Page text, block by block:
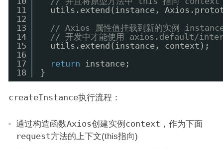
11
12
13
14
15
16
17
18
utils.extend(instance,
// Axios 属性值挂载到新的实例
// 开发中才能使用 axios.default/
utils.extend(instance, context);
return
instance;
}
createInstance执行流程：
通过构造函数Axios创建实例 context ，作为下面
request方法的上下文(this指向)